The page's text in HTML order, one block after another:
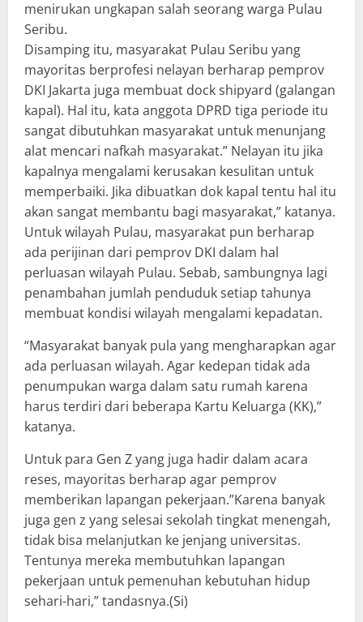
menirukan ungkapan salah seorang warga Pulau
Seribu.
Disamping itu, masyarakat Pulau Seribu yang
mayoritas berprofesi nelayan berharap pemprov
DKI Jakarta juga membuat dock shipyard (galangan
kapal). Hal itu, kata anggota DPRD tiga periode itu
sangat dibutuhkan masyarakat untuk menunjang
alat mencari nafkah masyarakat.” Nelayan itu jika
kapalnya mengalami kerusakan kesulitan untuk
memperbaiki. Jika dibuatkan dok kapal tentu hal itu
akan sangat membantu bagi masyarakat,” katanya.
Untuk wilayah Pulau, masyarakat pun berharap
ada perijinan dari pemprov DKI dalam hal
perluasan wilayah Pulau. Sebab, sambungnya lagi
penambahan jumlah penduduk setiap tahunya
membuat kondisi wilayah mengalami kepadatan.
“Masyarakat banyak pula yang mengharapkan agar
ada perluasan wilayah. Agar kedepan tidak ada
penumpukan warga dalam satu rumah karena
harus terdiri dari beberapa Kartu Keluarga (KK),”
katanya.
Untuk para Gen Z yang juga hadir dalam acara
reses, mayoritas berharap agar pemprov
memberikan lapangan pekerjaan.”Karena banyak
juga gen z yang selesai sekolah tingkat menengah,
tidak bisa melanjutkan ke jenjang universitas.
Tentunya mereka membutuhkan lapangan
pekerjaan untuk pemenuhan kebutuhan hidup
sehari-hari,” tandasnya.(Si)